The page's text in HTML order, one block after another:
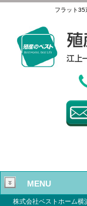
フラット35
MENU
株式会社ベストホーム横